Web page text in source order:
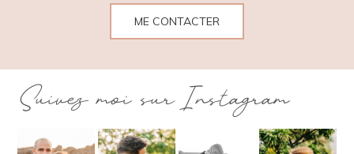
ME CONTACTER
Suivez moi sur Instagram